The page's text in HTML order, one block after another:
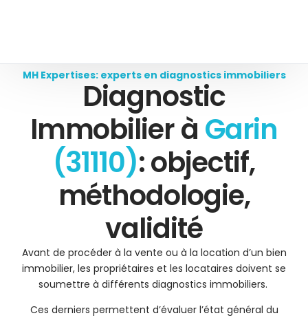
MH Expertises: experts en diagnostics immobiliers
Diagnostic
Immobilier à Garin
(31110): objectif,
méthodologie,
validité
Avant de procéder à la vente ou à la location d’un bien
immobilier, les propriétaires et les locataires doivent se
soumettre à différents diagnostics immobiliers.
Ces derniers permettent d’évaluer l’état général du